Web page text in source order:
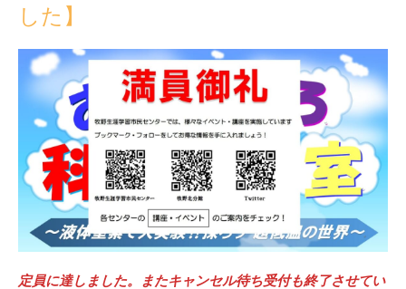
した】
定員に達しました。またキャンセル待ち受付も終了させてい